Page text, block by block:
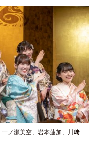
ノ瀬美空、岩本蓮加、川﨑